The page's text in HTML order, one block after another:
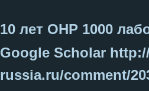
10 лет ОНР 1000
Google Scholar
russia.ru/comment/